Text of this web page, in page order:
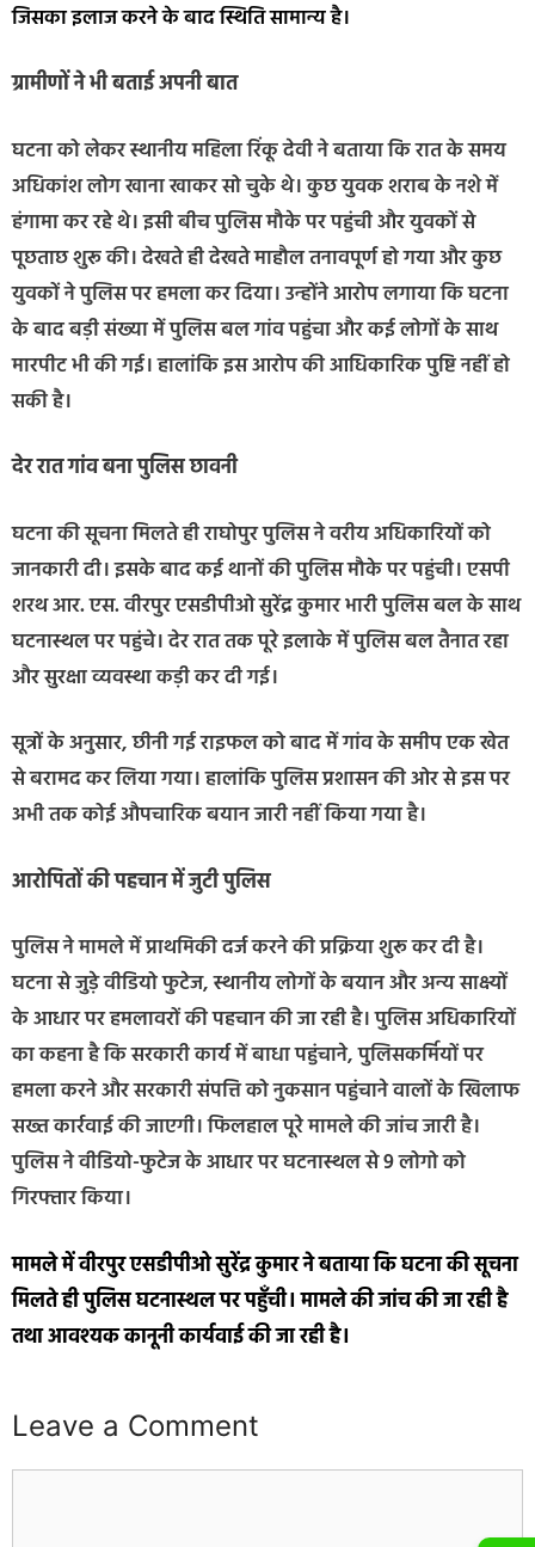
जिसका इलाज करने के बाद स्थिति सामान्य है।
ग्रामीणों ने भी बताई अपनी बात
घटना को लेकर स्थानीय महिला रिंकू देवी ने बताया कि रात के समय
अधिकांश लोग खाना खाकर सो चुके थे। कुछ युवक शराब के नशे में
हंगामा कर रहे थे। इसी बीच पुलिस मौके पर पहुंची और युवकों से
पूछताछ शुरू की। देखते ही देखते माहौल तनावपूर्ण हो गया और कुछ
युवकों ने पुलिस पर हमला कर दिया। उन्होंने आरोप लगाया कि घटना
के बाद बड़ी संख्या में पुलिस बल गांव पहुंचा और कई लोगों के साथ
मारपीट भी की गई। हालांकि इस आरोप की आधिकारिक पुष्टि नहीं हो
सकी है।
देर रात गांव बना पुलिस छावनी
घटना की सूचना मिलते ही राघोपुर पुलिस ने वरीय अधिकारियों को
जानकारी दी। इसके बाद कई थानों की पुलिस मौके पर पहुंची। एसपी
शरथ आर. एस. वीरपुर एसडीपीओ सुरेंद्र कुमार भारी पुलिस बल के साथ
घटनास्थल पर पहुंचे। देर रात तक पूरे इलाके में पुलिस बल तैनात रहा
और सुरक्षा व्यवस्था कड़ी कर दी गई।
सूत्रों के अनुसार, छीनी गई राइफल को बाद में गांव के समीप एक खेत
से बरामद कर लिया गया। हालांकि पुलिस प्रशासन की ओर से इस पर
अभी तक कोई औपचारिक बयान जारी नहीं किया गया है।
आरोपितों की पहचान में जुटी पुलिस
पुलिस ने मामले में प्राथमिकी दर्ज करने की प्रक्रिया शुरू कर दी है।
घटना से जुड़े वीडियो फुटेज, स्थानीय लोगों के बयान और अन्य साक्ष्यों
के आधार पर हमलावरों की पहचान की जा रही है। पुलिस अधिकारियों
का कहना है कि सरकारी कार्य में बाधा पहुंचाने, पुलिसकर्मियों पर
हमला करने और सरकारी संपत्ति को नुकसान पहुंचाने वालों के खिलाफ
सख्त कार्रवाई की जाएगी। फिलहाल पूरे मामले की जांच जारी है।
पुलिस ने वीडियो-फुटेज के आधार पर घटनास्थल से 9 लोगो को
गिरफ्तार किया।
मामले में वीरपुर एसडीपीओ सुरेंद्र कुमार ने बताया कि घटना की सूचना
मिलते ही पुलिस घटनास्थल पर पहुँची। मामले की जांच की जा रही है
तथा आवश्यक कानूनी कार्यवाई की जा रही है।
Leave a Comment